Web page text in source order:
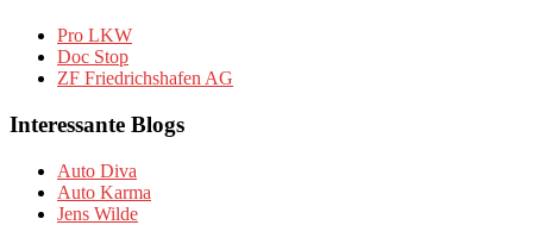
Pro LKW
Doc Stop
ZF Friedrichshafen AG
Interessante Blogs
Auto Diva
Auto Karma
Jens Wilde